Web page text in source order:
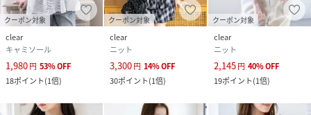
クーポン対象
clear
キャミソール
1,980円 53%OFF
18ポイント(1倍)
クーポン対象
clear
ニット
3,300円 14%OFF
30ポイント(1倍)
クーポン対象
clear
ニット
2,145円 40%OFF
19ポイント(1倍)